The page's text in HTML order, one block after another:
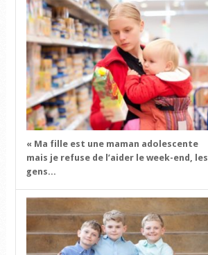
« Ma fille est une maman adolescente
mais je refuse de l’aider le week-end, les
gens...